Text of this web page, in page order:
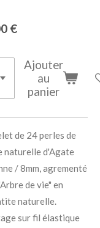
€
Ajouter
au
panier
de 24 perles de
naturelle d'Agate
/ 8mm, agrementé
de vie" en
naturelle.
sur fil élastique